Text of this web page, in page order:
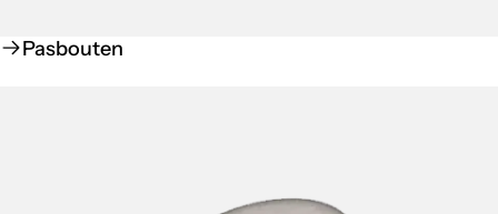
Pasbouten